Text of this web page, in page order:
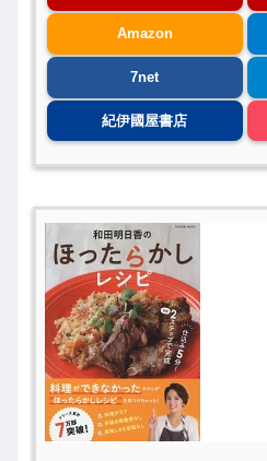
Amazon
7net
紀伊國屋書店